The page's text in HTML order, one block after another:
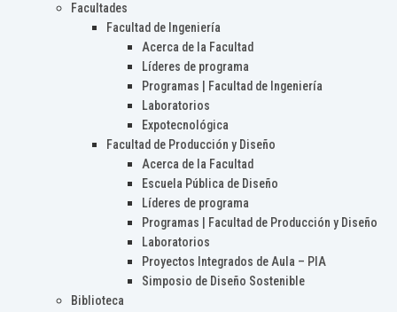
Facultades
Facultad de Ingeniería
Acerca de la Facultad
Líderes de programa
Programas | Facultad de Ingeniería
Laboratorios
Expotecnológica
Facultad de Producción y Diseño
Acerca de la Facultad
Escuela Pública de Diseño
Líderes de programa
Programas | Facultad de Producción y Diseño
Laboratorios
Proyectos Integrados de Aula – PIA
Simposio de Diseño Sostenible
Biblioteca